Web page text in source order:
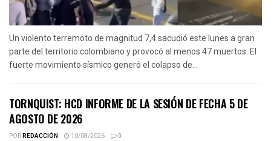
Un violento terremoto de magnitud 7,4 sacudió este lunes a gran
parte del territorio colombiano y provocó al menos 47 muertos. El
fuerte movimiento sísmico generó el colapso de...
TORNQUIST: HCD INFORME DE LA SESIÓN DE FECHA 5 DE
AGOSTO DE 2026
PORREDACCIÓN 10/08/2026 0